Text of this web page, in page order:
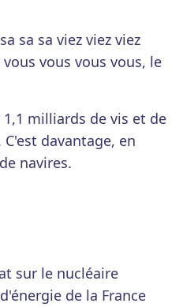
sa sa viez viez viez
vous vous vous, le
milliards de vis et de
davantage, en
navires.
sur le nucléaire
de la France